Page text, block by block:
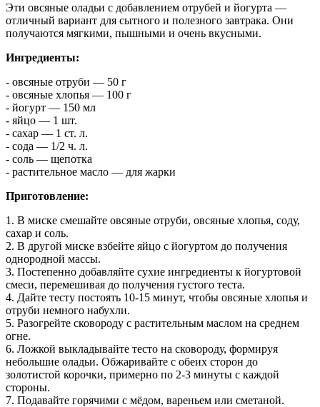
Эти овсяные оладьи с добавлением отрубей и йогурта —
отличный вариант для сытного и полезного завтрака. Они
получаются мягкими, пышными и очень вкусными.
Ингредиенты:
- овсяные отруби — 50 г
- овсяные хлопья — 100 г
- йогурт — 150 мл
- яйцо — 1 шт.
- сахар — 1 ст. л.
- сода — 1/2 ч. л.
- соль — щепотка
- растительное масло — для жарки
Приготовление:
1. В миске смешайте овсяные отруби, овсяные хлопья, соду,
сахар и соль.
2. В другой миске взбейте яйцо с йогуртом до получения
однородной массы.
3. Постепенно добавляйте сухие ингредиенты к йогуртовой
смеси, перемешивая до получения густого теста.
4. Дайте тесту постоять 10-15 минут, чтобы овсяные хлопья и
отруби немного набухли.
5. Разогрейте сковороду с растительным маслом на среднем
огне.
6. Ложкой выкладывайте тесто на сковороду, формируя
небольшие оладьи. Обжаривайте с обеих сторон до
золотистой корочки, примерно по 2-3 минуты с каждой
стороны.
7. Подавайте горячими с мёдом, вареньем или сметаной.